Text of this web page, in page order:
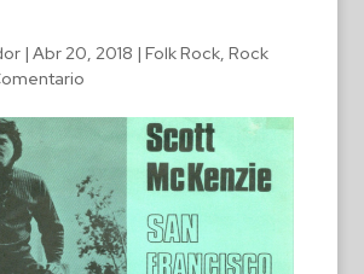
| Abr 20, 2018 | Folk Rock, Rock